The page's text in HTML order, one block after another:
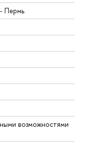
Пермь
возможностями